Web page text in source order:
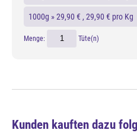
1000g »29,90 € , 29,90 € pro Kg
Menge: Tüte(n)
Kunden kauften dazu